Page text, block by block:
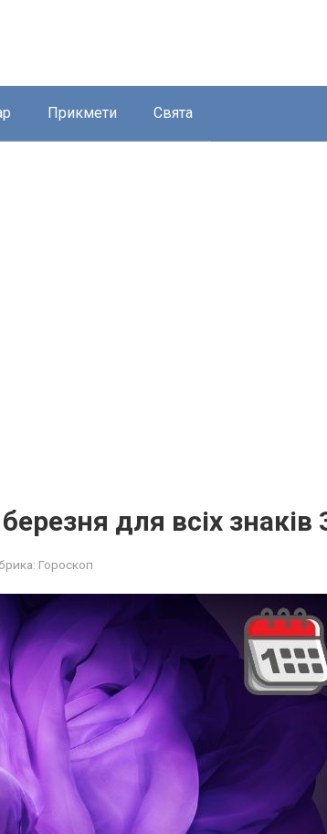
Прикмети Свята
для всіх знаків
Гороскоп